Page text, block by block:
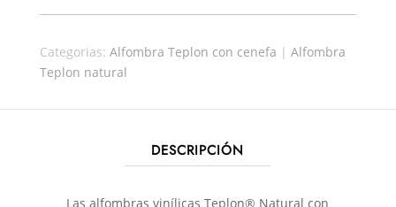
CENEFA
CANTIDAD
Categorias: Alfombra Teplon con cenefa | Alfombra
Teplon natural
DESCRIPCIÓN
Las alfombras vinílicas Teplon® Natural con